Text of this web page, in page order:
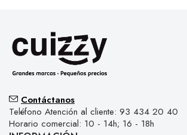
Contáctanos
Teléfono Atención al cliente: 93 434 20 40
Horario comercial: 10 - 14h; 16 - 18h